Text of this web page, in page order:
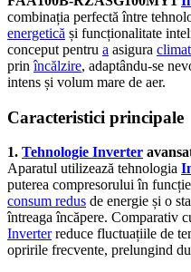
combinația perfectă între
energetică și funcționalitate
conceput pentru a asigura
prinîncălzire, adaptându-se
intens și volum mare de aer.
Caracteristici principale
1. Tehnologie Inverter
Aparatul utilizează tehnologia
puterea compresorului în
consum redus de energie și o
întreaga încăpere. Comparativ
Inverterreduce fluctuațiile de
opririle frecvente, prelungind